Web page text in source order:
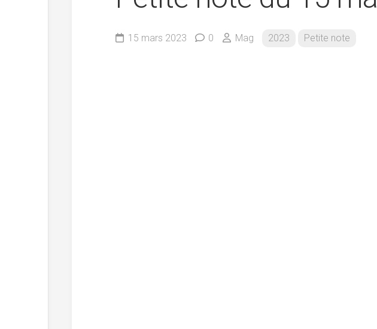
15 mars 2023 0 Mag 2023 Petite note